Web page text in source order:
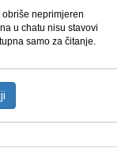
neprimjeren
u chatu nisu stavovi
samo za čitanje.